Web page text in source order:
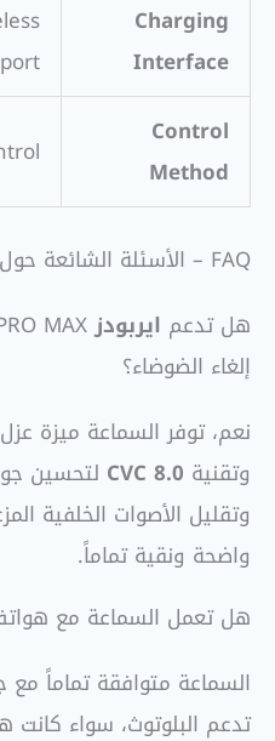
Charging
Interface
Control
Method
FAQ – الأسئلة الشائعة حول السماعة
هل تدعم ايربودز
إلغاء الضوضاء؟
نعم، توفر السماعة ميزة
وتقنية CVC 8.0 لتحسين
وتقليل الأصوات الخلفية
واضحة ونقية تماماً.
هل تعمل السماعة مع هواتف
السماعة متوافقة تماماً مع